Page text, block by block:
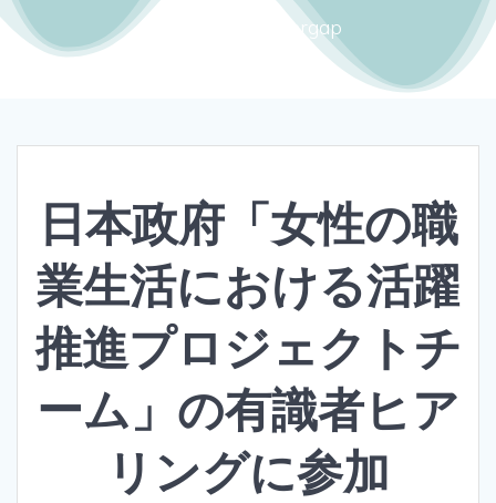
Close the gendergap
日本政府「女性の職
業生活における活躍
推進プロジェクトチ
ーム」の有識者ヒア
リングに参加